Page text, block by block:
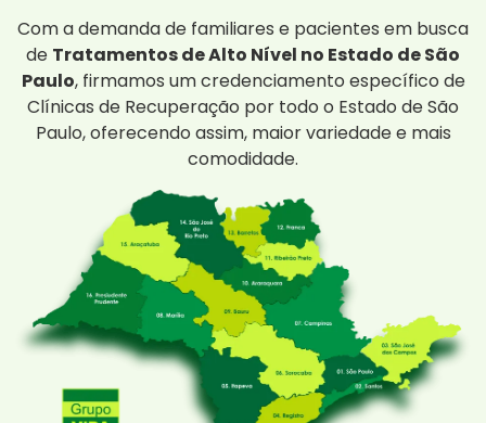
Com a demanda de familiares e pacientes em busca
de Tratamentos de Alto Nível no Estado de São
Paulo, firmamos um credenciamento específico de
Clínicas de Recuperação por todo o Estado de São
Paulo, oferecendo assim, maior variedade e mais
comodidade.